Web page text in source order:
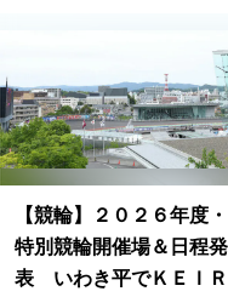
【競輪】２０２６年度・
特別競輪開催場＆日程発
表 いわき平でＫＥＩＲ